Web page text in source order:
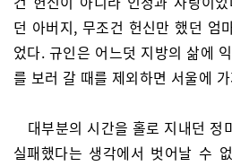
던 아버지, 무조건 헌신만 했던 엄
었다. 규인은 어느덧 지방의 삶에
를 보러 갈 때를 제외하면 서울에
대부분의 시간을 홀로 지내던 정
실패했다는 생각에서 벗어날 수